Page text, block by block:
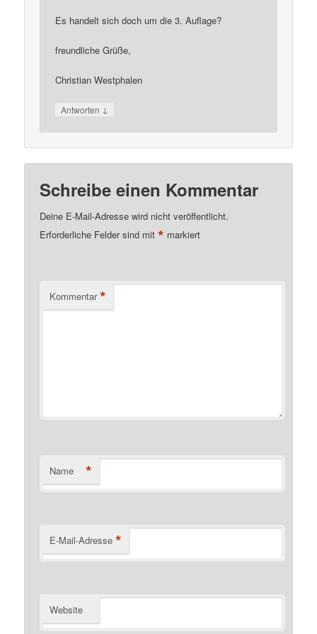
Es handelt sich doch um die 3. Auflage?
freundliche Grüße,
Christian Westphalen
Antworten ↓
Schreibe einen Kommentar
Deine E-Mail-Adresse wird nicht veröffentlicht.
Erforderliche Felder sind mit* markiert
Kommentar *
Name *
E-Mail-Adresse *
Website